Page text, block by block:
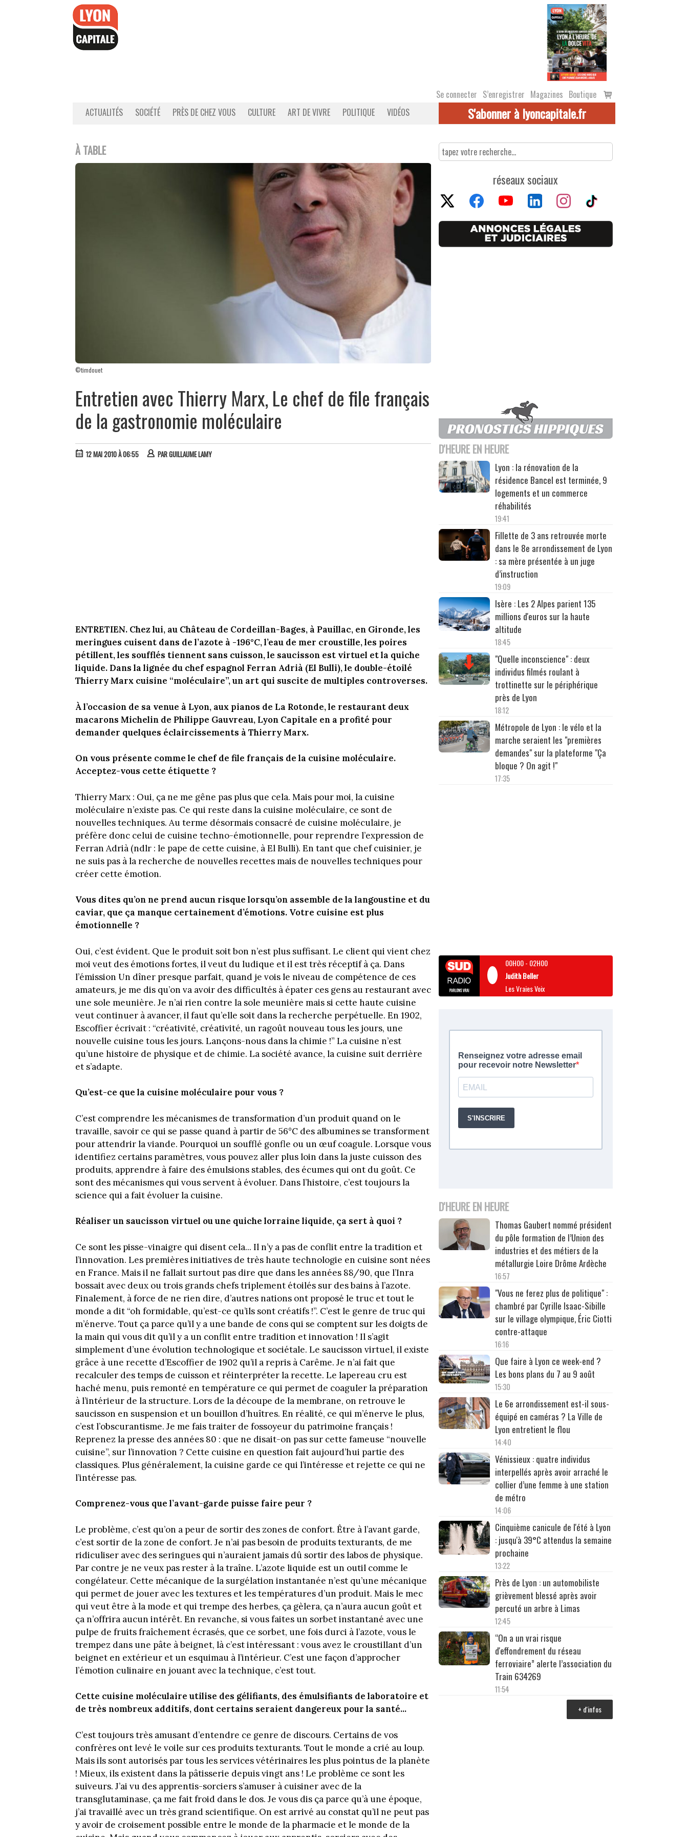
Se connecter S’enregistrer Magazines Boutique
Voir
le
ACTUALITÉS SOCIÉTÉ PRÈS DE CHEZ VOUS CULTURE ART DE VIVRE POLITIQUE VIDÉOS S'abonner à lyoncapitale.fr
À TABLE
©timdouet
Entretien avec Thierry Marx, Le chef de file français
de la gastronomie moléculaire
12 MAI 2010 À 06:55 PARGUILLAUME LAMY
ENTRETIEN. Chez lui, au Château de Cordeillan-Bages, à Pauillac, en Gironde, les
meringues cuisent dans de l’azote à -196°C, l’eau de mer croustille, les poires
pétillent, les soufflés tiennent sans cuisson, le saucisson est virtuel et la quiche
liquide. Dans la lignée du chef espagnol Ferran Adrià (El Bulli), le double-étoilé
Thierry Marx cuisine “moléculaire”, un art qui suscite de multiples controverses.
À l’occasion de sa venue à Lyon, aux pianos de La Rotonde, le restaurant deux
macarons Michelin de Philippe Gauvreau, Lyon Capitale en a profité pour
demander quelques éclaircissements à Thierry Marx.
On vous présente comme le chef de file français de la cuisine moléculaire.
Acceptez-vous cette étiquette ?
Thierry Marx : Oui, ça ne me gêne pas plus que cela. Mais pour moi, la cuisine
moléculaire n’existe pas. Ce qui reste dans la cuisine moléculaire, ce sont de
nouvelles techniques. Au terme désormais consacré de cuisine moléculaire, je
préfère donc celui de cuisine techno-émotionnelle, pour reprendre l’expression de
Ferran Adrià (ndlr : le pape de cette cuisine, à El Bulli). En tant que chef cuisinier, je
ne suis pas à la recherche de nouvelles recettes mais de nouvelles techniques pour
créer cette émotion.
Vous dites qu’on ne prend aucun risque lorsqu’on assemble de la langoustine et du
caviar, que ça manque certainement d’émotions. Votre cuisine est plus
émotionnelle ?
Oui, c’est évident. Que le produit soit bon n’est plus suffisant. Le client qui vient chez
moi veut des émotions fortes, il veut du ludique et il est très réceptif à ça. Dans
l’émission Un dîner presque parfait, quand je vois le niveau de compétence de ces
amateurs, je me dis qu’on va avoir des difficultés à épater ces gens au restaurant avec
une sole meunière. Je n’ai rien contre la sole meunière mais si cette haute cuisine
veut continuer à avancer, il faut qu’elle soit dans la recherche perpétuelle. En 1902,
Escoffier écrivait : “créativité, créativité, un ragoût nouveau tous les jours, une
nouvelle cuisine tous les jours. Lançons-nous dans la chimie !” La cuisine n’est
qu’une histoire de physique et de chimie. La société avance, la cuisine suit derrière
et s’adapte.
Qu’est-ce que la cuisine moléculaire pour vous ?
C’est comprendre les mécanismes de transformation d’un produit quand on le
travaille, savoir ce qui se passe quand à partir de 56°C des albumines se transforment
pour attendrir la viande. Pourquoi un soufflé gonfle ou un œuf coagule. Lorsque vous
identifiez certains paramètres, vous pouvez aller plus loin dans la juste cuisson des
produits, apprendre à faire des émulsions stables, des écumes qui ont du goût. Ce
sont des mécanismes qui vous servent à évoluer. Dans l’histoire, c’est toujours la
science qui a fait évoluer la cuisine.
Réaliser un saucisson virtuel ou une quiche lorraine liquide, ça sert à quoi ?
Ce sont les pisse-vinaigre qui disent cela... Il n’y a pas de conflit entre la tradition et
l’innovation. Les premières initiatives de très haute technologie en cuisine sont nées
en France. Mais il ne fallait surtout pas dire que dans les années 88/90, que l’Inra
bossait avec deux ou trois grands chefs triplement étoilés sur des bains à l’azote.
Finalement, à force de ne rien dire, d’autres nations ont proposé le truc et tout le
monde a dit “oh formidable, qu’est-ce qu’ils sont créatifs !”. C’est le genre de truc qui
m’énerve. Tout ça parce qu’il y a une bande de cons qui se comptent sur les doigts de
la main qui vous dit qu’il y a un conflit entre tradition et innovation ! Il s’agit
simplement d’une évolution technologique et sociétale. Le saucisson virtuel, il existe
grâce à une recette d’Escoffier de 1902 qu’il a repris à Carême. Je n’ai fait que
recalculer des temps de cuisson et réinterpréter la recette. Le lapereau cru est
haché menu, puis remonté en température ce qui permet de coaguler la préparation
à l’intérieur de la structure. Lors de la découpe de la membrane, on retrouve le
saucisson en suspension et un bouillon d’huîtres. En réalité, ce qui m’énerve le plus,
c’est l’obscurantisme. Je me fais traiter de fossoyeur du patrimoine français !
Reprenez la presse des années 80 : que ne disait-on pas sur cette fameuse “nouvelle
cuisine”, sur l’innovation ? Cette cuisine en question fait aujourd’hui partie des
classiques. Plus généralement, la cuisine garde ce qui l’intéresse et rejette ce qui ne
l’intéresse pas.
Comprenez-vous que l’avant-garde puisse faire peur ?
Le problème, c’est qu’on a peur de sortir des zones de confort. Être à l’avant garde,
c’est sortir de la zone de confort. Je n’ai pas besoin de produits texturants, de me
ridiculiser avec des seringues qui n’auraient jamais dû sortir des labos de physique.
Par contre je ne veux pas rester à la traîne. L’azote liquide est un outil comme le
congélateur. Cette mécanique de la surgélation instantanée n’est qu’une mécanique
qui permet de jouer avec les textures et les températures d’un produit. Mais le mec
qui veut être à la mode et qui trempe des herbes, ça gèlera, ça n’aura aucun goût et
ça n’offrira aucun intérêt. En revanche, si vous faites un sorbet instantané avec une
pulpe de fruits fraîchement écrasés, que ce sorbet, une fois durci à l’azote, vous le
trempez dans une pâte à beignet, là c’est intéressant : vous avez le croustillant d’un
beignet en extérieur et un esquimau à l’intérieur. C’est une façon d’approcher
l’émotion culinaire en jouant avec la technique, c’est tout.
Cette cuisine moléculaire utilise des gélifiants, des émulsifiants de laboratoire et
de très nombreux additifs, dont certains seraient dangereux pour la santé...
C’est toujours très amusant d’entendre ce genre de discours. Certains de vos
confrères ont levé le voile sur ces produits texturants. Tout le monde a crié au loup.
Mais ils sont autorisés par tous les services vétérinaires les plus pointus de la planète
! Mieux, ils existent dans la pâtisserie depuis vingt ans ! Le problème ce sont les
suiveurs. J’ai vu des apprentis-sorciers s’amuser à cuisiner avec de la
transglutaminase, ça me fait froid dans le dos. Je vous dis ça parce qu’à une époque,
j’ai travaillé avec un très grand scientifique. On est arrivé au constat qu’il ne peut pas
y avoir de croisement possible entre le monde de la pharmacie et le monde de la
réseaux sociaux
D'HEURE EN HEURE
Lyon : la rénovation de la
résidence Bancel est terminée, 9
logements et un commerce
réhabilités
19:41
Fillette de 3 ans retrouvée morte
dans le 8e arrondissement de Lyon
: sa mère présentée à un juge
d’instruction
19:09
Isère : Les 2 Alpes parient 135
millions d'euros sur la haute
altitude
18:45
"Quelle inconscience" : deux
individus filmés roulant à
trottinette sur le périphérique
près de Lyon
18:12
Métropole de Lyon : le vélo et la
marche seraient les "premières
demandes" sur la plateforme "Ça
bloque ? On agit !"
17:35
00H00- 02H00
Judith Beller
Les Vraies Voix
D'HEURE EN HEURE
Thomas Gaubert nommé président
du pôle formation de l’Union des
industries et des métiers de la
métallurgie Loire Drôme Ardèche
16:57
"Vous ne ferez plus de politique" :
chambré par Cyrille Isaac-Sibille
sur le village olympique, Éric Ciotti
contre-attaque
16:16
Que faire à Lyon ce week-end ?
Les bons plans du 7 au 9 août
15:30
Le 6e arrondissement est-il sous-
équipé en caméras ? La Ville de
Lyon entretient le flou
14:40
Vénissieux : quatre individus
interpellés après avoir arraché le
collier d’une femme à une station
de métro
14:06
Cinquième canicule de l'été à Lyon
: jusqu'à 39°C attendus la semaine
prochaine
13:22
Près de Lyon : un automobiliste
grièvement blessé après avoir
percuté un arbre à Limas
12:45
“On a un vrai risque
d'effondrement du réseau
ferroviaire” alerte l’association du
Train 634269
11:54
+ d'infos